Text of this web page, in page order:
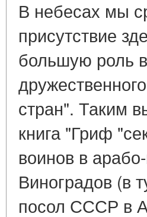
В небесах мы
присутствие
большую роль
стран". Таким
книга "Гриф
воинов в
Виноградов (в
посол СССР в